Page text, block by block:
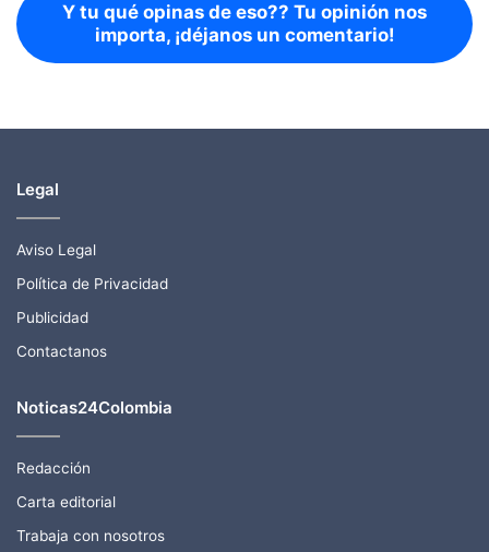
Y tu qué opinas de eso?? Tu opinión nos
importa, ¡déjanos un comentario!
Legal
Aviso Legal
Política de Privacidad
Publicidad
Contactanos
Noticas24Colombia
Redacción
Carta editorial
Trabaja con nosotros